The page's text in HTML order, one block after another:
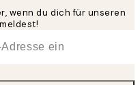
wenn du dich für unseren